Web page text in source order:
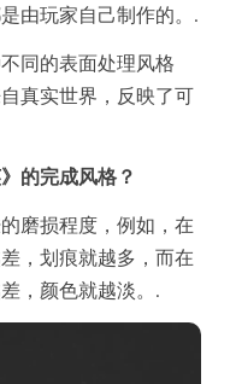
由玩家自己制作的。.
同的表面处理风格
真实世界，反映了可
的完成风格？
磨损程度，例如，在
，划痕就越多，而在
，颜色就越淡。.